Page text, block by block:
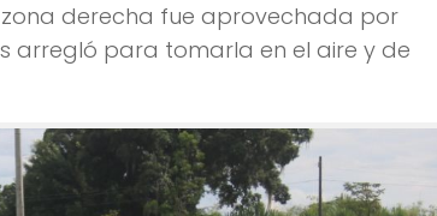
derecha fue aprovechada por
arregló para tomarla en el aire y de